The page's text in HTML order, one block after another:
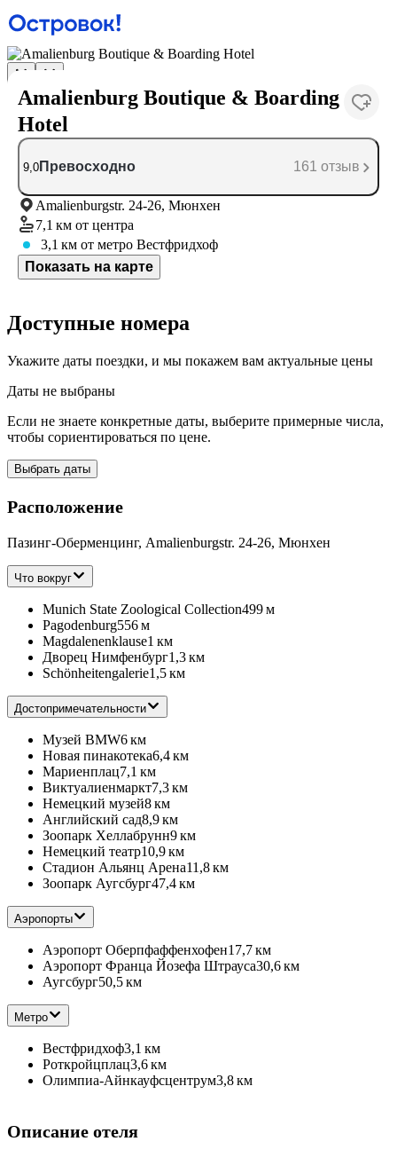
Amalienburg Boutique & Boarding
Hotel
9,0 Превосходно 161 отзыв
Amalienburgstr. 24-26, Мюнхен
7,1 км от центра
3,1 км от метро Вестфридхоф
Показать на карте
Доступные номера
Укажите даты поездки, и мы покажем вам актуальные цены
Даты не выбраны
Если не знаете конкретные даты, выберите примерные числа,
чтобы сориентироваться по цене.
Выбрать даты
Расположение
Пазинг-Оберменцинг, Amalienburgstr. 24-26, Мюнхен
Что вокруг
Munich State Zoological Collection499 м
Pagodenburg556 м
Magdalenenklause1 км
Дворец Нимфенбург1,3 км
Schönheitengalerie1,5 км
Достопримечательности
Музей BMW6 км
Новая пинакотека6,4 км
Мариенплац7,1 км
Виктуалиенмаркт7,3 км
Немецкий музей8 км
Английский сад8,9 км
Зоопарк Хеллабрунн9 км
Немецкий театр10,9 км
Стадион Альянц Арена11,8 км
Зоопарк Аугсбург47,4 км
Аэропорты
Аэропорт Оберпфаффенхофен17,7 км
Аэропорт Франца Йозефа Штрауса30,6 км
Аугсбург50,5 км
Метро
Вестфридхоф3,1 км
Роткройцплац3,6 км
Олимпиа-Айнкауфсцентрум3,8 км
Описание отеля